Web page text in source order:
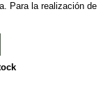
Para la realización de
jóvenes y tiernos de
se usan flores de
caliente, la flor de té